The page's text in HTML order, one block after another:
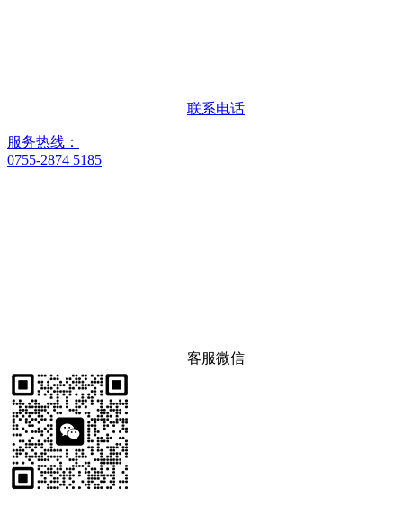
联系电话
服务热线：
0755-2874 5185
客服微信